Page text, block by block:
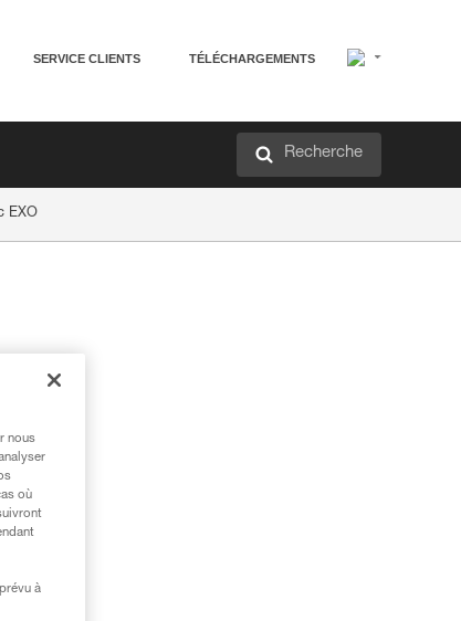
SERVICE CLIENTS TÉLÉCHARGEMENTS
Recherche
EXO
nous
où
à